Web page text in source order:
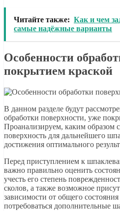
Читайте также: Как и чем
самые надёжные варианты
Особенности
покрытием краской
В данном разделе будут
обработки поверхности, уже
Проанализируем, каким образом
поверхность для дальнейшего
достижения оптимального
Перед приступлением к
важно правильно оценить
учесть его степень
сколов, а также возможное
зависимости от общего
потребоваться дополнительные